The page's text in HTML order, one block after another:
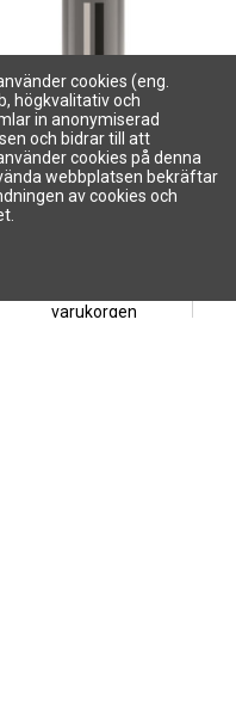
med extrem stadga
ml
PROFESSIONAL
varukorgen
cookies (eng.
högkvalitativ och
in anonymiserad
och bidrar till att
cookies på denna
webbplatsen bekräftar
av cookies och